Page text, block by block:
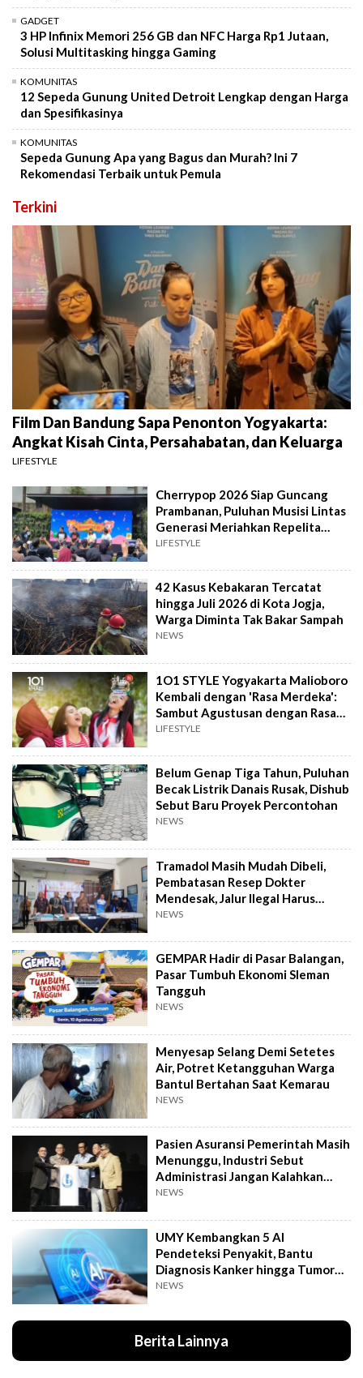
GADGET
3 HP Infinix Memori 256 GB dan NFC Harga Rp1 Jutaan,
Solusi Multitasking hingga Gaming
KOMUNITAS
12 Sepeda Gunung United Detroit Lengkap dengan Harga
dan Spesifikasinya
KOMUNITAS
Sepeda Gunung Apa yang Bagus dan Murah? Ini 7
Rekomendasi Terbaik untuk Pemula
Terkini
Film Dan Bandung Sapa Penonton Yogyakarta:
Angkat Kisah Cinta, Persahabatan, dan Keluarga
LIFESTYLE
Cherrypop 2026 Siap Guncang
Prambanan, Puluhan Musisi Lintas
Generasi Meriahkan Repelita
Musik
LIFESTYLE
42 Kasus Kebakaran Tercatat
hingga Juli 2026 di Kota Jogja,
Warga Diminta Tak Bakar Sampah
NEWS
1O1 STYLE Yogyakarta Malioboro
Kembali dengan 'Rasa Merdeka':
Sambut Agustusan dengan Rasa
dan Tawa
LIFESTYLE
Belum Genap Tiga Tahun, Puluhan
Becak Listrik Danais Rusak, Dishub
Sebut Baru Proyek Percontohan
NEWS
Tramadol Masih Mudah Dibeli,
Pembatasan Resep Dokter
Mendesak, Jalur Ilegal Harus
Distop
NEWS
GEMPAR Hadir di Pasar Balangan,
Pasar Tumbuh Ekonomi Sleman
Tangguh
NEWS
Menyesap Selang Demi Setetes
Air, Potret Ketangguhan Warga
Bantul Bertahan Saat Kemarau
NEWS
Pasien Asuransi Pemerintah Masih
Menunggu, Industri Sebut
Administrasi Jangan Kalahkan
Kemanusiaan
NEWS
UMY Kembangkan 5 AI
Pendeteksi Penyakit, Bantu
Diagnosis Kanker hingga Tumor
Otak Lebih Cepat
NEWS
Berita Lainnya